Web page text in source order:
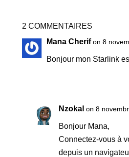
2 COMMENTAIRES
Mana Cherif on 8
Bonjour mon Starlink
Nzokal on 8
Bonjour Mana,
Connectez-vous à
depuis un